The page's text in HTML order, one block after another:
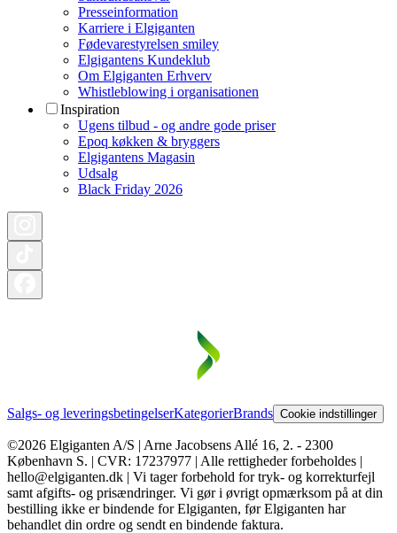
Presseinformation
Karriere i Elgiganten
Fødevarestyrelsen smiley
Elgigantens Kundeklub
Om Elgiganten Erhverv
Whistleblowing i organisationen
Inspiration
Ugens tilbud - og andre gode priser
Epoq køkken & bryggers
Elgigantens Magasin
Udsalg
Black Friday 2026
Salgs- og leveringsbetingelserKategorierBrands Cookie indstillinger
©2026 Elgiganten A/S | Arne Jacobsens Allé 16, 2. - 2300
København S. | CVR: 17237977 | Alle rettigheder forbeholdes |
hello@elgiganten.dk | Vi tager forbehold for tryk- og korrekturfejl
samt afgifts- og prisændringer. Vi gør i øvrigt opmærksom på at din
bestilling ikke er bindende for Elgiganten, før Elgiganten har
behandlet din ordre og sendt en bindende faktura.